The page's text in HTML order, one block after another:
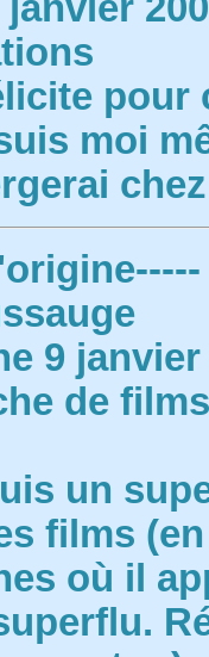
pour
moi
9 janvier
de films
un
films
où il